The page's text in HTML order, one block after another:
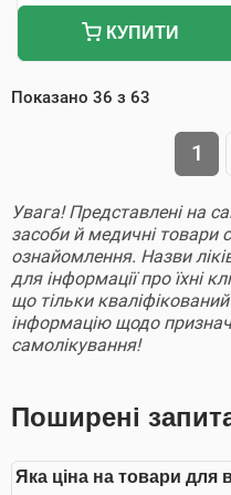
КУПИТИ
Показано 36 з 63
1
Увага! Представлені на
засоби й медичні товари
ознайомлення. Назви
для інформації про їхні
що тільки
інформацію щодо
самолікування!
Поширені
Яка ціна на товари для